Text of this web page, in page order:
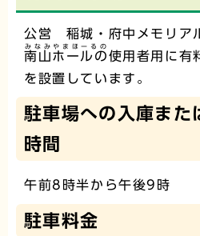
公営 稲城・府中メモリア
南山ホールの
みなみやまほーるの
使用者用に有
を設置しています。
駐車場への入庫また
時間
午前8時半から午後9時
駐車料金